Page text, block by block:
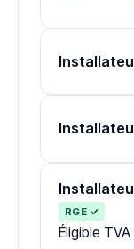
RGE ✓
Éligible